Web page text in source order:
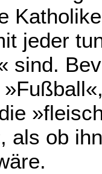
jeder
sind.
als ob